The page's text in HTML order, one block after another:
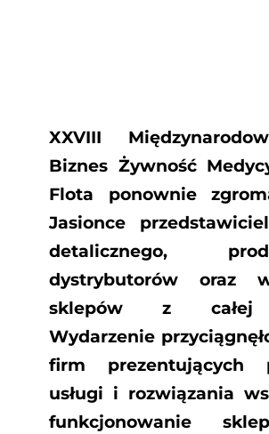
XXVIII
Biznes Żywność
Flota ponownie
Jasionce
detalicznego,
dystrybutorów oraz
sklepów z całej
Wydarzenie
firm prezentujących
usługi i rozwiązania
funkcjonowanie